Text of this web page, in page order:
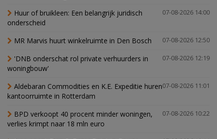
07-08-2026 14:00
Huur of bruikleen: Een belangrijk juridisch
onderscheid
07-08-2026 12:50
MR Marvis huurt winkelruimte in Den Bosch
07-08-2026 12:19
'DNB onderschat rol private verhuurders in
woningbouw'
07-08-2026 11:01
Aldebaran Commodities en K.E. Expeditie huren
kantoorruimte in Rotterdam
07-08-2026 10:22
BPD verkoopt 40 procent minder woningen,
verlies krimpt naar 18 mln euro